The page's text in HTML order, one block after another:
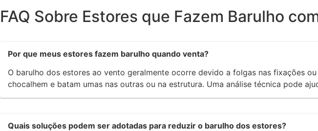
FAQ Sobre Estores que Fazem Barulho
Por que meus estores fazem barulho quando venta?
O barulho dos estores ao vento geralmente ocorre devido a folgas nas fixações
chocalhem e batam umas nas outras ou na estrutura. Uma análise técnica pode
Quais soluções podem ser adotadas para reduzir o barulho dos estores?